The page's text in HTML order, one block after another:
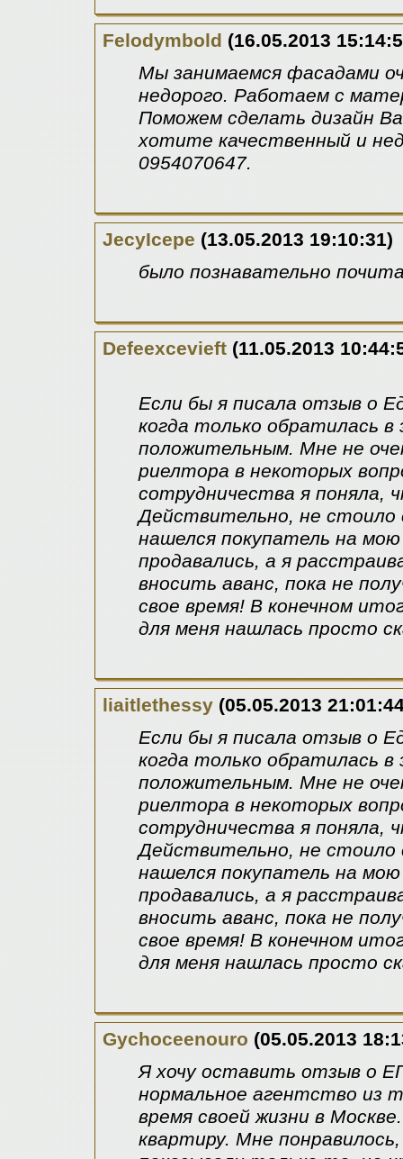
Felodymbold (16.05.2013
Мы занимаемся фасадами
недорого. Работаем с
Поможем сделать дизайн
хотите качественный и
0954070647.
JecyIcepe (13.05.2013 19:10:31)
было познавательно
Defeexcevieft (11.05.2013
Если бы я писала отзыв о
когда только обратилась
положительным. Мне не
риелтора в некоторых
сотрудничества я поняла,
Действительно, не
нашелся покупатель на
продавались, а я
вносить аванс, пока не
свое время! В конечном
для меня нашлась просто
liaitlethessy (05.05.2013
Если бы я писала отзыв о
когда только обратилась
положительным. Мне не
риелтора в некоторых
сотрудничества я поняла,
Действительно, не
нашелся покупатель на
продавались, а я
вносить аванс, пока не
свое время! В конечном
для меня нашлась просто
Gychoceenouro (05.05.2013
Я хочу оставить отзыв о
нормальное агентство из
время своей жизни в
квартиру. Мне